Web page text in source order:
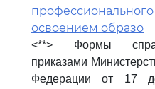
освоением образо
<**> Формы
приказами
Федерации от 17